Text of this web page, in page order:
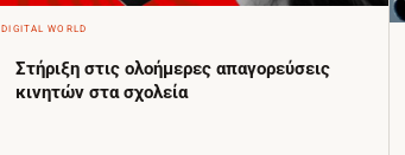
DIGITAL WORLD
Στήριξη στις ολοήμερες απαγορεύσεις
κινητών στα σχολεία